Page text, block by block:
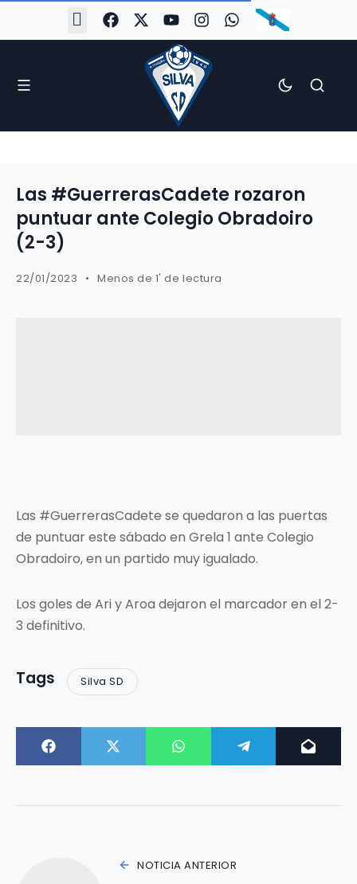
Las #GuerrerasCadete rozaron
puntuar ante Colegio Obradoiro
(2-3)
22/01/2023 Menos de 1' de lectura
Las #GuerrerasCadete se quedaron a las puertas
de puntuar este sábado en Grela 1 ante Colegio
Obradoiro, en un partido muy igualado.
Los goles de Ari y Aroa dejaron el marcador en el 2-
3 definitivo.
Tags Silva SD
NOTICIA ANTERIOR